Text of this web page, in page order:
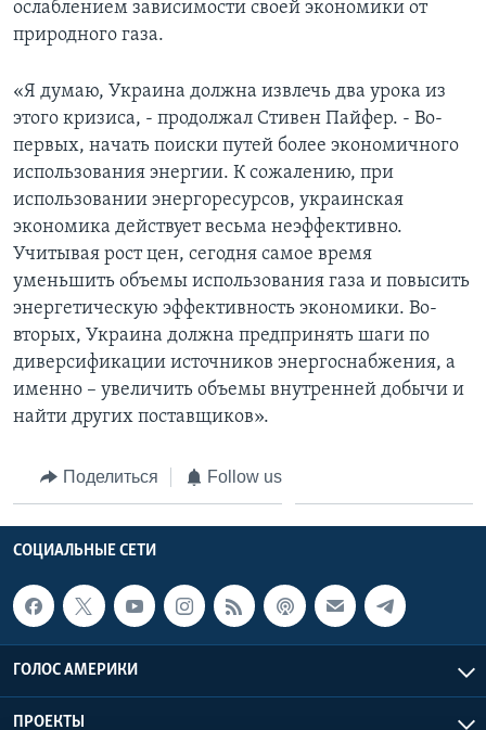
ослаблением зависимости своей экономики от
природного газа.
«Я думаю, Украина должна извлечь два урока из
этого кризиса, - продолжал Стивен Пайфер. - Во-
первых, начать поиски путей более экономичного
использования энергии. К сожалению, при
использовании энергоресурсов, украинская
экономика действует весьма неэффективно.
Учитывая рост цен, сегодня самое время
уменьшить объемы использования газа и повысить
энергетическую эффективность экономики. Во-
вторых, Украина должна предпринять шаги по
диверсификации источников энергоснабжения, а
именно – увеличить объемы внутренней добычи и
найти других поставщиков».
Поделиться Follow us
СОЦИАЛЬНЫЕ СЕТИ
ГОЛОС АМЕРИКИ
ПРОЕКТЫ